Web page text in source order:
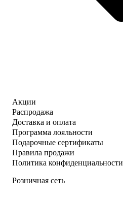
Акции
Распродажа
Доставка и оплата
Программа лояльности
Подарочные сертификаты
Правила продажи
Политика конфиденциальности
Розничная сеть